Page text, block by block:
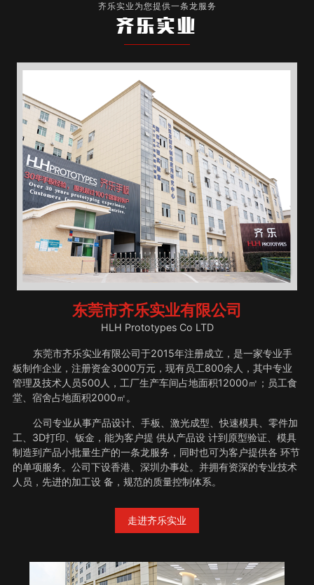
齐乐实业为您提供一条龙服务
齐乐实业
东莞市齐乐实业有限公司
HLH Prototypes Co LTD
东莞市齐乐实业有限公司于2015年注册成立，是一家专业手
板制作企业，注册资金3000万元，现有员工800余人，其中专业
管理及技术人员500人，工厂生产车间占地面积12000㎡；员工食
堂、宿舍占地面积2000㎡。
公司专业从事产品设计、手板、激光成型、快速模具、零件加
工、3D打印、钣金，能为客户提 供从产品设 计到原型验证、模具
制造到产品小批量生产的一条龙服务，同时也可为客户提供各 环节
的单项服务。公司下设香港、深圳办事处。并拥有资深的专业技术
人员，先进的加工设 备，规范的质量控制体系。
走进齐乐实业